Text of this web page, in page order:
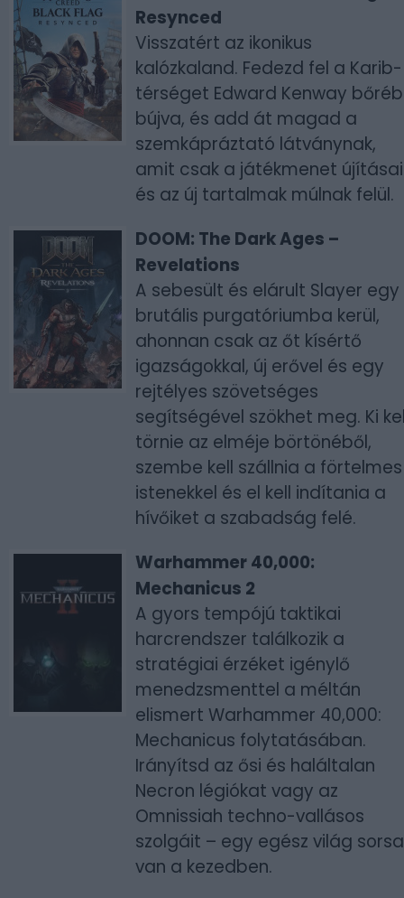
Resynced
Visszatért az ikonikus
kalózkaland. Fedezd fel a Karib-
térséget Edward Kenway
bújva, és add át magad a
szemkápráztató látványnak,
amit csak a játékmenet újításai
és az új tartalmak múlnak felül.
DOOM: The Dark Ages –
Revelations
A sebesült és elárult Slayer egy
brutális purgatóriumba kerül,
ahonnan csak az őt kísértő
igazságokkal, új erővel és egy
rejtélyes szövetséges
segítségével szökhet meg. Ki
törnie az elméje börtönéből,
szembe kell szállnia a förtelmes
istenekkel és el kell indítania a
hívőiket a szabadság felé.
Warhammer 40,000:
Mechanicus 2
A gyors tempójú taktikai
harcrendszer találkozik a
stratégiai érzéket igénylő
menedzsmenttel a méltán
elismert Warhammer 40,000:
Mechanicus folytatásában.
Irányítsd az ősi és haláltalan
Necron légiókat vagy az
Omnissiah techno-vallásos
szolgáit – egy egész világ sorsa
van a kezedben.